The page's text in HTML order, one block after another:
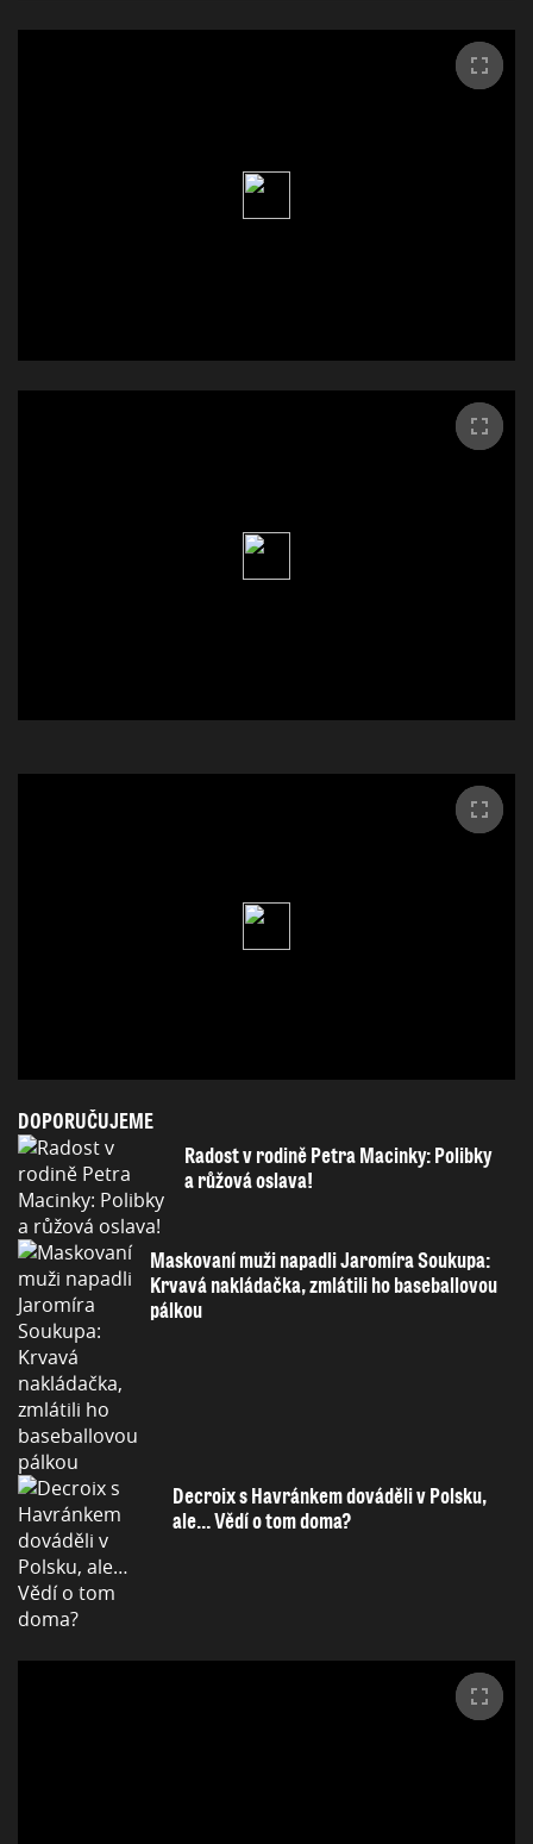
DOPORUČUJEME
Radost v rodině Petra Macinky: Polibky
a růžová oslava!
Maskovaní muži napadli Jaromíra Soukupa:
Krvavá nakládačka, zmlátili ho baseballovou
pálkou
Decroix s Havránkem dováděli v Polsku,
ale… Vědí o tom doma?